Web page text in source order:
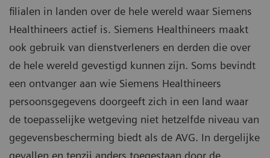
filialen in landen over de hele wereld waar Siemens
Healthineers actief is. Siemens Healthineers maakt
ook gebruik van dienstverleners en derden die over
de hele wereld gevestigd kunnen zijn. Soms bevindt
een ontvanger aan wie Siemens Healthineers
persoonsgegevens doorgeeft zich in een land waar
de toepasselijke wetgeving niet hetzelfde niveau van
gegevensbescherming biedt als de AVG. In dergelijke
gevallen en tenzij anders toegestaan door de